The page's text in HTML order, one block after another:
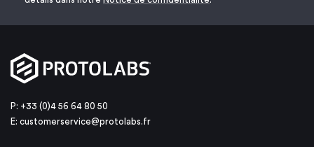
P: +33 (0)4 56 64 80 50
E: customerservice@protolabs.fr